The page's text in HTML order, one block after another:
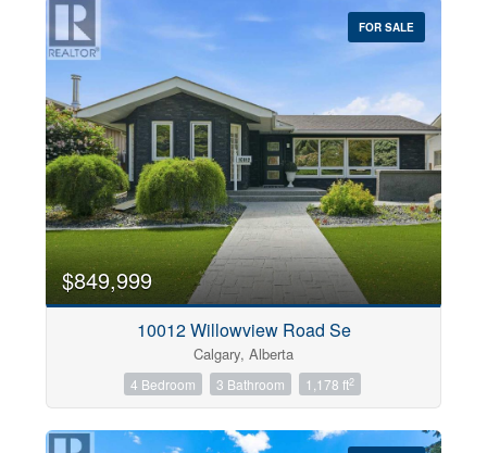
FOR SALE
$849,999
10012 Willowview Road Se
Calgary, Alberta
4 Bedroom 3 Bathroom 1,178 ft2